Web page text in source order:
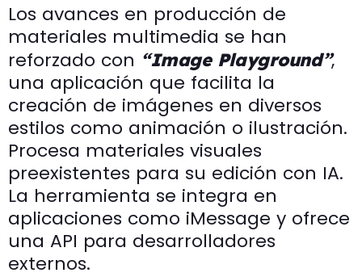
Los avances en producción de
materiales multimedia se han
reforzado con “Image Playground”,
una aplicación que facilita la
creación de imágenes en diversos
estilos como animación o ilustración.
Procesa materiales visuales
preexistentes para su edición con IA.
La herramienta se integra en
aplicaciones como iMessage y ofrece
una API para desarrolladores
externos.